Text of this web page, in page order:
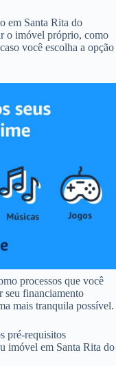
em Santa Rita do
o imóvel próprio, como
você escolha a opção
processos que você
seu financiamento
mais tranquila possível.
pré-requisitos
imóvel em Santa Rita do